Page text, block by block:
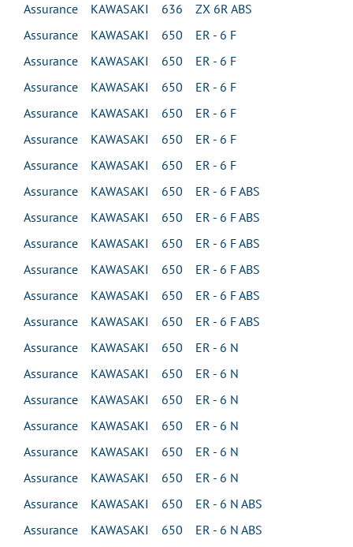
Assurance KAWASAKI 636 ZX 6R ABS
Assurance KAWASAKI 650 ER - 6 F
Assurance KAWASAKI 650 ER - 6 F
Assurance KAWASAKI 650 ER - 6 F
Assurance KAWASAKI 650 ER - 6 F
Assurance KAWASAKI 650 ER - 6 F
Assurance KAWASAKI 650 ER - 6 F
Assurance KAWASAKI 650 ER - 6 F ABS
Assurance KAWASAKI 650 ER - 6 F ABS
Assurance KAWASAKI 650 ER - 6 F ABS
Assurance KAWASAKI 650 ER - 6 F ABS
Assurance KAWASAKI 650 ER - 6 F ABS
Assurance KAWASAKI 650 ER - 6 F ABS
Assurance KAWASAKI 650 ER - 6 N
Assurance KAWASAKI 650 ER - 6 N
Assurance KAWASAKI 650 ER - 6 N
Assurance KAWASAKI 650 ER - 6 N
Assurance KAWASAKI 650 ER - 6 N
Assurance KAWASAKI 650 ER - 6 N
Assurance KAWASAKI 650 ER - 6 N ABS
Assurance KAWASAKI 650 ER - 6 N ABS